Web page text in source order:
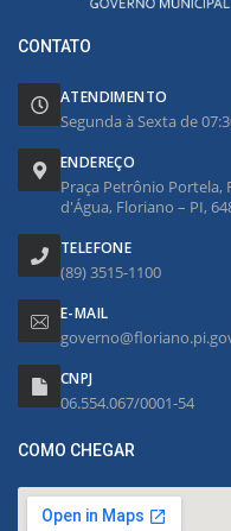
CONTATO
ATENDIMENTO
Segunda à Sexta de
ENDEREÇO
Praça Petrônio Portela,
d'Água, Floriano – PI,
TELEFONE
(89) 3515-1100
E-MAIL
CNPJ
06.554.067/0001-54
COMO CHEGAR